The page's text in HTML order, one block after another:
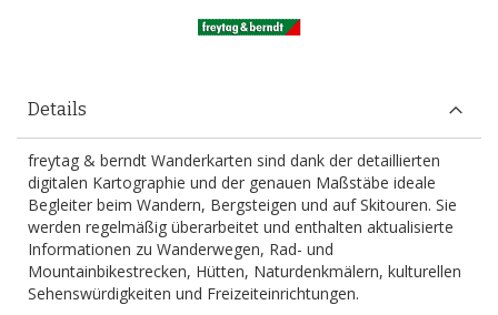
Details
freytag & berndt Wanderkarten sind dank der detaillierten
digitalen Kartographie und der genauen Maßstäbe ideale
Begleiter beim Wandern, Bergsteigen und auf Skitouren. Sie
werden regelmäßig überarbeitet und enthalten aktualisierte
Informationen zu Wanderwegen, Rad- und
Mountainbikestrecken, Hütten, Naturdenkmälern, kulturellen
Sehenswürdigkeiten und Freizeiteinrichtungen.